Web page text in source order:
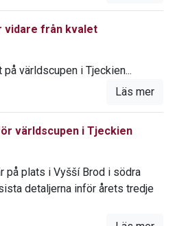
vidare från kvalet
världscupen i Tjeckien...
Läs mer
världscupen i Tjeckien
på plats i Vyšší Brod i södra
detaljerna inför årets tredje